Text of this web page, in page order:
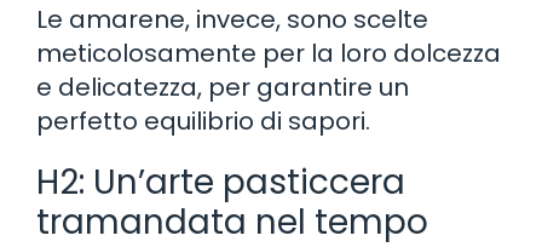
Le amarene, invece, sono scelte
meticolosamente per la loro dolcezza
e delicatezza, per garantire un
perfetto equilibrio di sapori.
H2: Un’arte pasticcera
tramandata nel tempo